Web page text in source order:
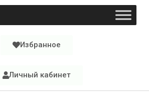
Избранное
Личный кабинет